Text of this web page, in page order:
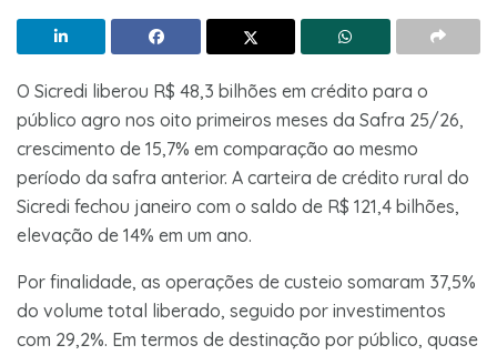
O Sicredi liberou R$ 48,3 bilhões em crédito para o
público agro nos oito primeiros meses da Safra 25/26,
crescimento de 15,7% em comparação ao mesmo
período da safra anterior. A carteira de crédito rural do
Sicredi fechou janeiro com o saldo de R$ 121,4 bilhões,
elevação de 14% em um ano.
Por finalidade, as operações de custeio somaram 37,5%
do volume total liberado, seguido por investimentos
com 29,2%. Em termos de destinação por público, quase